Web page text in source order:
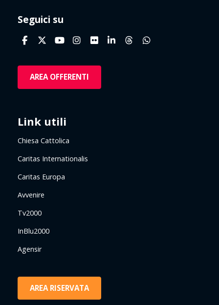
Seguici su
AREA OFFERENTI
Link utili
Chiesa Cattolica
Caritas Internationalis
Caritas Europa
Avvenire
Tv2000
InBlu2000
Agensir
AREA RISERVATA